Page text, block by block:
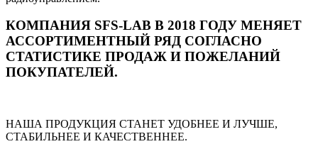
КОМПАНИЯ SFS-LAB В 2018 ГОДУ МЕНЯЕТ
АССОРТИМЕНТНЫЙ РЯД СОГЛАСНО
СТАТИСТИКЕ ПРОДАЖ И ПОЖЕЛАНИЙ
ПОКУПАТЕЛЕЙ.
НАША ПРОДУКЦИЯ СТАНЕТ УДОБНЕЕ И ЛУЧШЕ,
СТАБИЛЬНЕЕ И КАЧЕСТВЕННЕЕ.